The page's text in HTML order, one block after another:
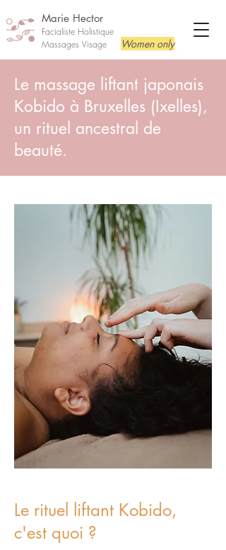
Marie Hector
Facialiste Holistique
Massages Visage
Women only
Le massage liftant japonais
Kobido à Bruxelles (Ixelles),
un rituel ancestral de
beauté.
Le rituel liftant Kobido,
c'est quoi ?